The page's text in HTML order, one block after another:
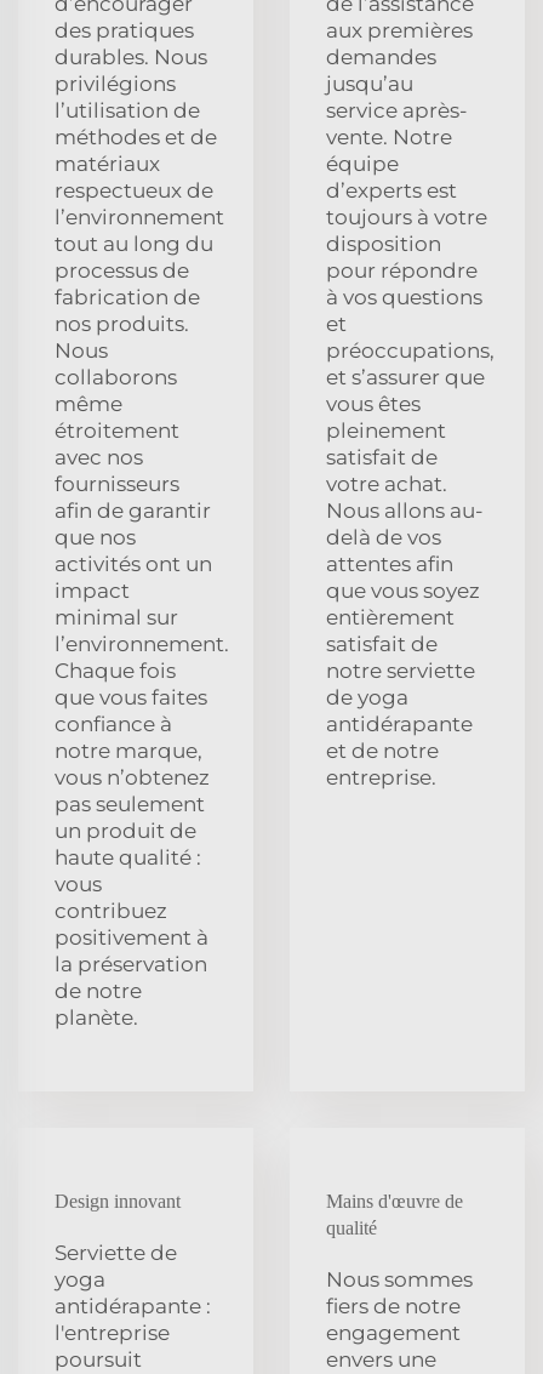
des pratiques
durables. Nous
privilégions
l’utilisation de
méthodes et de
matériaux
respectueux de
l’environnement
tout au long du
processus de
fabrication de
nos produits.
Nous
collaborons
même
étroitement
avec nos
fournisseurs
afin de garantir
que nos
activités ont un
impact
minimal sur
l’environnement.
Chaque fois
que vous faites
confiance à
notre marque,
vous n’obtenez
pas seulement
un produit de
haute qualité :
vous
contribuez
positivement à
la préservation
de notre
planète.
aux premières
demandes
jusqu’au
service après-
vente. Notre
équipe
d’experts est
toujours à votre
disposition
pour répondre
à vos questions
et
préoccupations,
et s’assurer que
vous êtes
pleinement
satisfait de
votre achat.
Nous allons au-
delà de vos
attentes afin
que vous soyez
entièrement
satisfait de
notre serviette
de yoga
antidérapante
et de notre
entreprise.
Design innovant
Serviette de
yoga
antidérapante :
l'entreprise
poursuit
Mains d'œuvre de
qualité
Nous sommes
fiers de notre
engagement
envers une